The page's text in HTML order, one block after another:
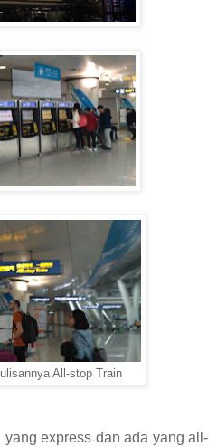
All-stop Train
express dan ada yang all-